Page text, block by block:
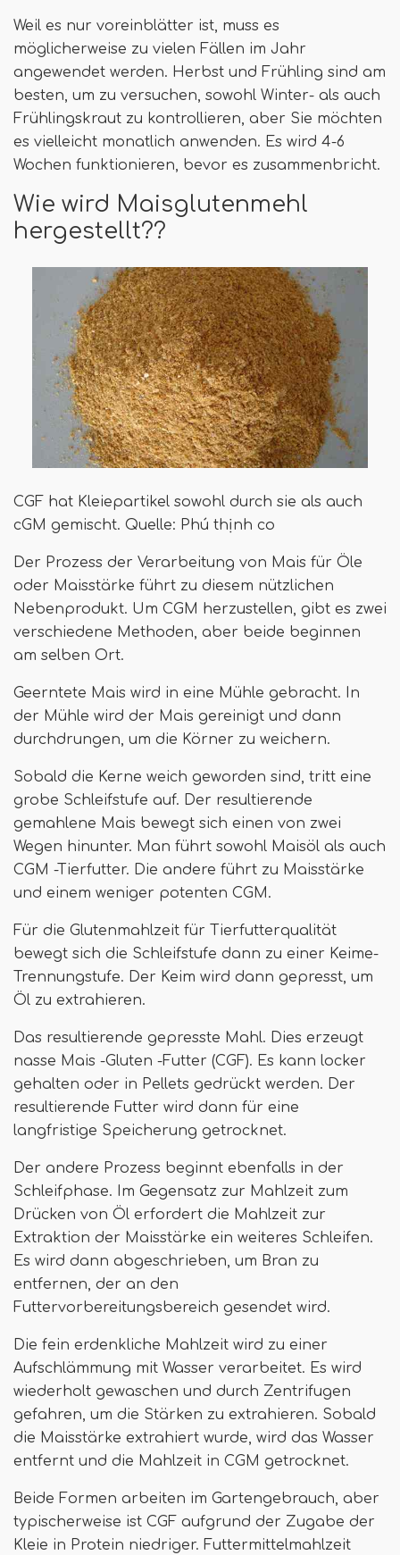
Weil es nur voreinblätter ist, muss es
möglicherweise zu vielen Fällen im Jahr
angewendet werden. Herbst und Frühling sind am
besten, um zu versuchen, sowohl Winter- als auch
Frühlingskraut zu kontrollieren, aber Sie möchten
es vielleicht monatlich anwenden. Es wird 4-6
Wochen funktionieren, bevor es zusammenbricht.
Wie wird Maisglutenmehl
hergestellt??
CGF hat Kleiepartikel sowohl durch sie als auch
cGM gemischt. Quelle: Phú thịnh co
Der Prozess der Verarbeitung von Mais für Öle
oder Maisstärke führt zu diesem nützlichen
Nebenprodukt. Um CGM herzustellen, gibt es zwei
verschiedene Methoden, aber beide beginnen
am selben Ort.
Geerntete Mais wird in eine Mühle gebracht. In
der Mühle wird der Mais gereinigt und dann
durchdrungen, um die Körner zu weichern.
Sobald die Kerne weich geworden sind, tritt eine
grobe Schleifstufe auf. Der resultierende
gemahlene Mais bewegt sich einen von zwei
Wegen hinunter. Man führt sowohl Maisöl als auch
CGM -Tierfutter. Die andere führt zu Maisstärke
und einem weniger potenten CGM.
Für die Glutenmahlzeit für Tierfutterqualität
bewegt sich die Schleifstufe dann zu einer Keime-
Trennungstufe. Der Keim wird dann gepresst, um
Öl zu extrahieren.
Das resultierende gepresste Mahl. Dies erzeugt
nasse Mais -Gluten -Futter (CGF). Es kann locker
gehalten oder in Pellets gedrückt werden. Der
resultierende Futter wird dann für eine
langfristige Speicherung getrocknet.
Der andere Prozess beginnt ebenfalls in der
Schleifphase. Im Gegensatz zur Mahlzeit zum
Drücken von Öl erfordert die Mahlzeit zur
Extraktion der Maisstärke ein weiteres Schleifen.
Es wird dann abgeschrieben, um Bran zu
entfernen, der an den
Futtervorbereitungsbereich gesendet wird.
Die fein erdenkliche Mahlzeit wird zu einer
Aufschlämmung mit Wasser verarbeitet. Es wird
wiederholt gewaschen und durch Zentrifugen
gefahren, um die Stärken zu extrahieren. Sobald
die Maisstärke extrahiert wurde, wird das Wasser
entfernt und die Mahlzeit in CGM getrocknet.
Beide Formen arbeiten im Gartengebrauch, aber
typischerweise ist CGF aufgrund der Zugabe der
Kleie in Protein niedriger. Futtermittelmahlzeit